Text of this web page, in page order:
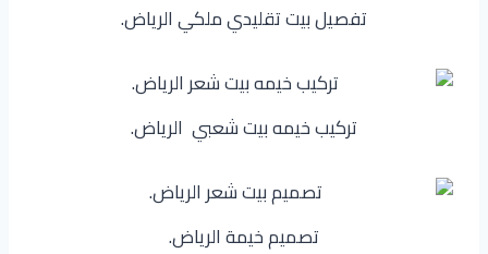
تفصيل بيت تقليدي ملكي الرياض.
تركيب خيمه بيت شعبي الرياض.
تصميم خيمة الرياض.